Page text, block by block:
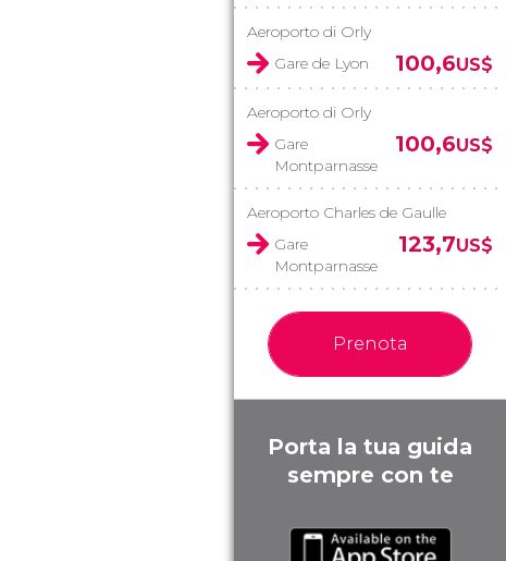
Aeroporto di Orly
Gare de Lyon
100,6US$
Aeroporto di Orly
Gare
Montparnasse
100,6US$
Aeroporto Charles de Gaulle
Gare
Montparnasse
123,7US$
Prenota
Porta la tua guida
sempre con te